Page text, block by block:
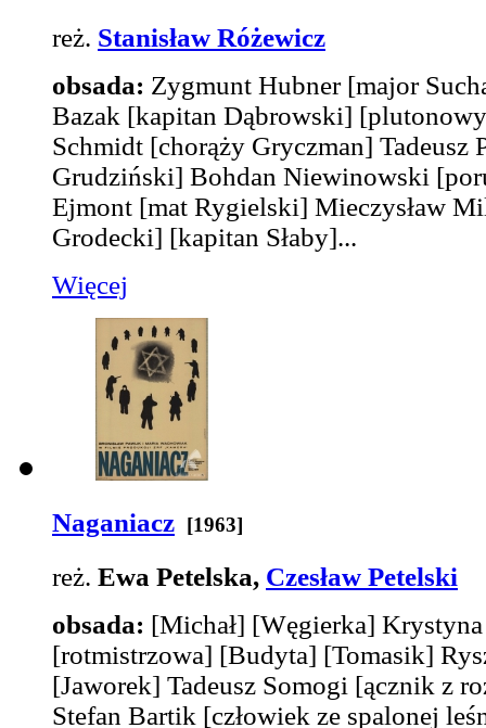
reż. Stanisław Różewicz
obsada: Zygmunt Hubner [major
Bazak [kapitan Dąbrowski]
Schmidt [chorąży Gryczman] Tadeusz
Grudziński] Bohdan Niewinowski
Ejmont [mat Rygielski] Mieczysław
Grodecki] [kapitan Słaby]...
Więcej
Naganiacz [1963]
reż. Ewa Petelska, Czesław Petelski
obsada: [Michał] [Węgierka]
[rotmistrzowa] [Budyta] [Tomasik]
[Jaworek] Tadeusz Somogi [ącznik z
Stefan Bartik [człowiek ze spalonej